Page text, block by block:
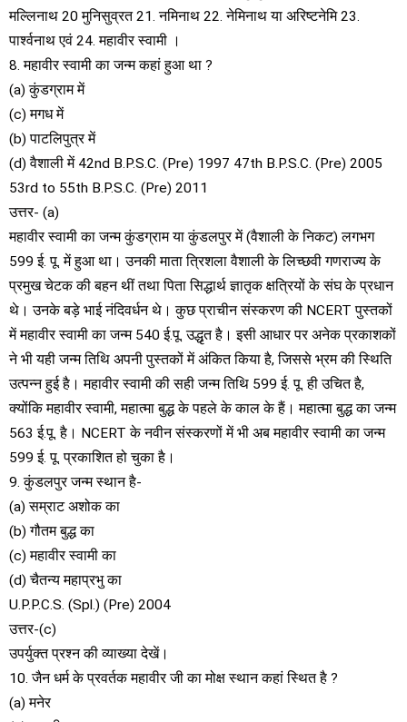
मल्लिनाथ 20 मुनिसुव्रत 21. नमिनाथ 22. नेमिनाथ या अरिष्टनेमि 23.
पार्श्वनाथ एवं 24. महावीर स्वामी ।
8. महावीर स्वामी का जन्म कहां हुआ था ?
(a) कुंडग्राम में
(c) मगध में
(b) पाटलिपुत्र में
(d) वैशाली में 42nd B.P.S.C. (Pre) 1997 47th B.P.S.C. (Pre) 2005
53rd to 55th B.P.S.C. (Pre) 2011
उत्तर- (a)
महावीर स्वामी का जन्म कुंडग्राम या कुंडलपुर में (वैशाली के निकट) लगभग
599 ई. पू. में हुआ था। उनकी माता त्रिशला वैशाली के लिच्छवी गणराज्य के
प्रमुख चेटक की बहन थीं तथा पिता सिद्धार्थ ज्ञातृक क्षत्रियों के संघ के प्रधान
थे। उनके बड़े भाई नंदिवर्धन थे। कुछ प्राचीन संस्करण की NCERT पुस्तकों
में महावीर स्वामी का जन्म 540 ई.पू. उद्धृत है। इसी आधार पर अनेक प्रकाशकों
ने भी यही जन्म तिथि अपनी पुस्तकों में अंकित किया है, जिससे भ्रम की स्थिति
उत्पन्न हुई है। महावीर स्वामी की सही जन्म तिथि 599 ई. पू. ही उचित है,
क्योंकि महावीर स्वामी, महात्मा बुद्ध के पहले के काल के हैं। महात्मा बुद्ध का जन्म
563 ई.पू. है। NCERT के नवीन संस्करणों में भी अब महावीर स्वामी का जन्म
599 ई. पू. प्रकाशित हो चुका है।
9. कुंडलपुर जन्म स्थान है-
(a) सम्राट अशोक का
(b) गौतम बुद्ध का
(c) महावीर स्वामी का
(d) चैतन्य महाप्रभु का
U.P.P.C.S. (Spl.) (Pre) 2004
उत्तर-(c)
उपर्युक्त प्रश्न की व्याख्या देखें।
10. जैन धर्म के प्रवर्तक महावीर जी का मोक्ष स्थान कहां स्थित है ?
(a) मनेर